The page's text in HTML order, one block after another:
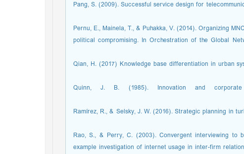
Pang, S. (2009). Successful service design for
Pernu, E., Mainela, T., & Puhakka, V. (2014). Organizing
political compromising. In Orchestration of the Global
Qian, H. (2017) Knowledge base differentiation in urban
Quinn, J. B. (1985). Innovation and
Ramírez, R., & Selsky, J. W. (2016). Strategic planning in
Rao, S., & Perry, C. (2003). Convergent interviewing to
example investigation of internet usage in inter-firm